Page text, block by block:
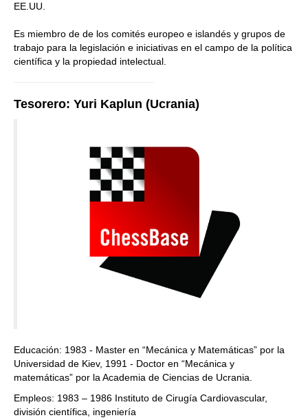
EE.UU.
Es miembro de de los comités europeo e islandés y grupos de
trabajo para la legislación e iniciativas en el campo de la política
científica y la propiedad intelectual.
Tesorero: Yuri Kaplun (Ucrania)
Educación: 1983 - Master en “Mecánica y Matemáticas” por la
Universidad de Kiev, 1991 - Doctor en “Mecánica y
matemáticas” por la Academia de Ciencias de Ucrania.
Empleos: 1983 – 1986 Instituto de Cirugía Cardiovascular,
división científica, ingeniería